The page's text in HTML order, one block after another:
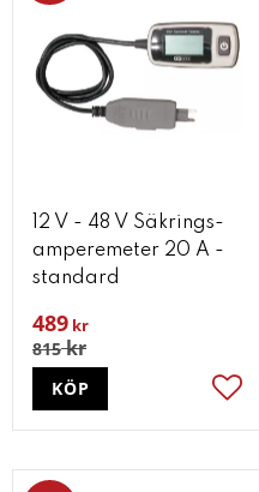
12 V - 48 V Säkrings-
amperemeter 20 A -
standard
489 kr
815kr
KÖP